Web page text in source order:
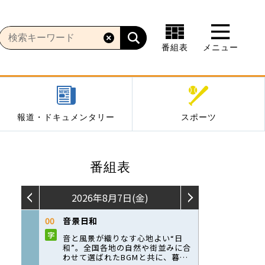
番組表 メニュー
報道・ドキュメンタリー スポーツ
番組表